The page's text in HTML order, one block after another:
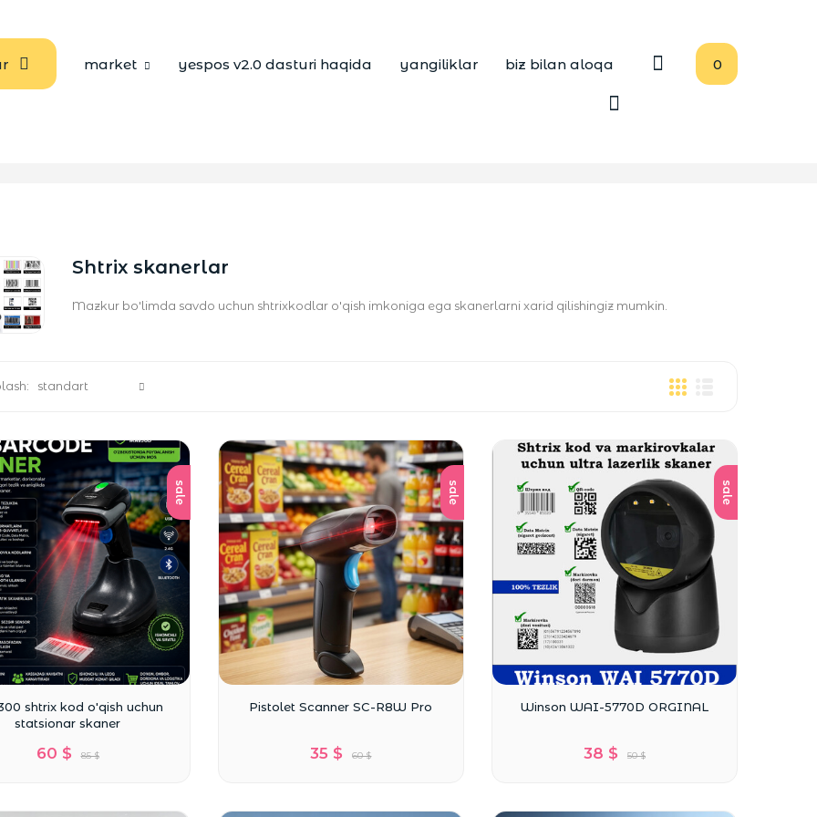
market yespos v2.0 dasturi haqida yangiliklar biz bilan aloqa 0
Shtrix skanerlar
Mazkur bo'limda savdo uchun shtrixkodlar o'qish imkoniga ega skanerlarni xarid qilishingiz mumkin.
sale
shtrix kod o'qish uchun
statsionar skaner
60 $ 85 $
sale
Pistolet Scanner SC-R8W Pro
35 $ 60 $
sale
Winson WAI-5770D ORGINAL
38 $ 50 $